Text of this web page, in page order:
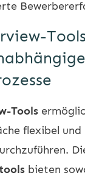
Tools
flexibel und
bieten